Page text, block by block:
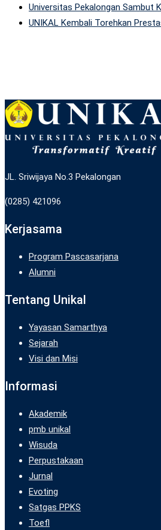
Universitas Pekalongan Sambut
UNIKAL Kembali Torehkan
JL. Sriwijaya No.3 Pekalongan
(0285) 421096
Kerjasama
Program Pascasarjana
Alumni
Tentang Unikal
Yayasan Samarthya
Sejarah
Visi dan Misi
Informasi
Akademik
pmb unikal
Wisuda
Perpustakaan
Jurnal
Evoting
Satgas PPKS
Toefl